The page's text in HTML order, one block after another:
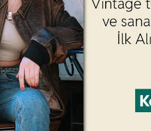
*
Pantolon
Tab
normal
yan cep,
* Rahat
*